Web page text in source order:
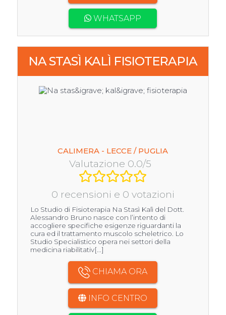
WHATSAPP
NA STASÌ KALÌ FISIOTERAPIA
CALIMERA - LECCE / PUGLIA
Valutazione 0.0/5
0 recensioni e 0 votazioni
Lo Studio di Fisioterapia Na Stasì Kalì del Dott.
Alessandro Bruno nasce con l’intento di
accogliere specifiche esigenze riguardanti la
cura ed il trattamento muscolo scheletrico. Lo
Studio Specialistico opera nei settori della
medicina riabilitativ[...]
CHIAMA ORA
INFO CENTRO